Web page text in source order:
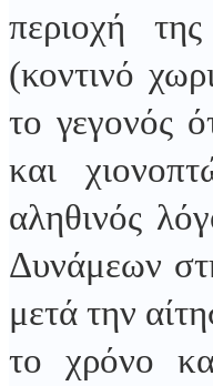
περιοχή
(κοντινό
το γεγονός
και
αληθινός
Δυνάμεων
μετά την
το χρόνο